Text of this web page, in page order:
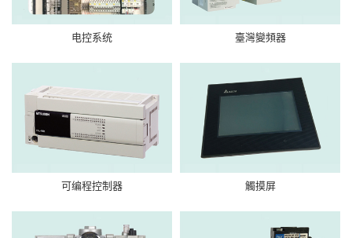
电控系统 臺灣變頻器
可编程控制器 觸摸屏